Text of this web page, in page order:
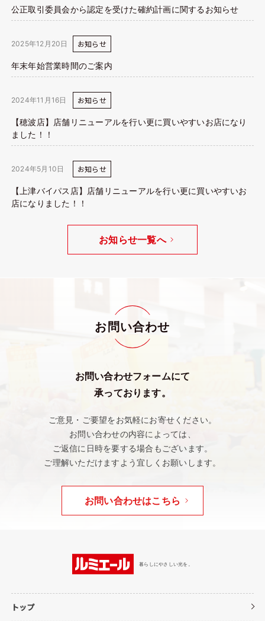
公正取引委員会から認定を受けた確約計画に関するお知らせ
2025年12月20日 お知らせ
年末年始営業時間のご案内
2024年11月16日 お知らせ
【穂波店】店舗リニューアルを行い更に買いやすいお店になり
ました！！
2024年5月10日 お知らせ
【上津バイパス店】店舗リニューアルを行い更に買いやすいお
店になりました！！
お知らせ一覧へ
お問い合わせ
お問い合わせフォームにて
承っております。
ご意見・ご要望をお気軽にお寄せください。
お問い合わせの内容によっては、
ご返信に日時を要する場合もございます。
ご理解いただけますよう宜しくお願いします。
お問い合わせはこちら
暮らしにやさしい光を。
トップ